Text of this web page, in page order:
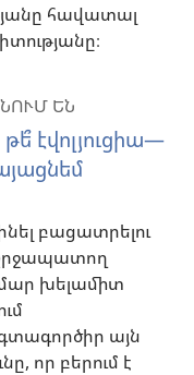
հավատալ
ԵՆ
էվոլյուցիա—
բացատրելու
խելամիտ
այն
որ բերում է